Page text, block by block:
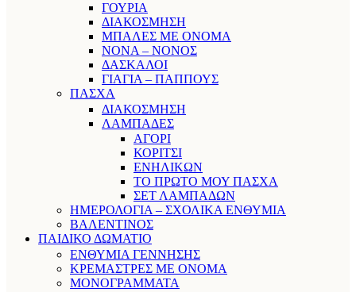
ΓΟΥΡΙΑ
ΔΙΑΚΟΣΜΗΣΗ
ΜΠΑΛΕΣ ΜΕ ΟΝΟΜΑ
ΝΟΝΑ – ΝΟΝΟΣ
ΔΑΣΚΑΛΟΙ
ΓΙΑΓΙΑ – ΠΑΠΠΟΥΣ
ΠΑΣΧΑ
ΔΙΑΚΟΣΜΗΣΗ
ΛΑΜΠΑΔΕΣ
ΑΓΟΡΙ
ΚΟΡΙΤΣΙ
ΕΝΗΛΙΚΩΝ
ΤΟ ΠΡΩΤΟ ΜΟΥ ΠΑΣΧΑ
ΣΕΤ ΛΑΜΠΑΔΩΝ
ΗΜΕΡΟΛΟΓΙΑ – ΣΧΟΛΙΚΑ ΕΝΘΥΜΙΑ
ΒΑΛΕΝΤΙΝΟΣ
ΠΑΙΔΙΚΟ ΔΩΜΑΤΙΟ
ΕΝΘΥΜΙΑ ΓΕΝΝΗΣΗΣ
ΚΡΕΜΑΣΤΡΕΣ ΜΕ ΟΝΟΜΑ
ΜΟΝΟΓΡΑΜΜΑΤΑ